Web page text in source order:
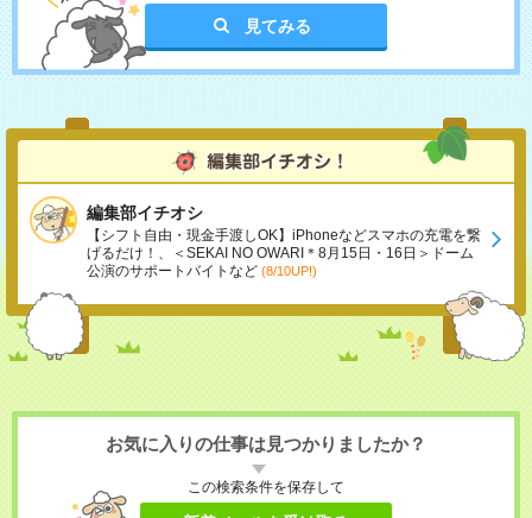
見てみる
編集部イチオシ
【シフト自由・現金手渡しOK】iPhoneなどスマホの充電を繋
げるだけ！、＜SEKAI NO OWARI＊8月15日・16日＞ドーム
公演のサポートバイトなど (8/10UP!)
お気に入りの仕事は見つかりましたか？
この検索条件を保存して